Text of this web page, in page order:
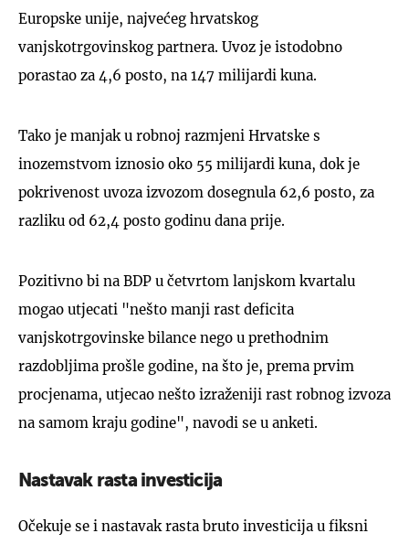
Europske unije, najvećeg hrvatskog
vanjskotrgovinskog partnera. Uvoz je istodobno
porastao za 4,6 posto, na 147 milijardi kuna.
Tako je manjak u robnoj razmjeni Hrvatske s
inozemstvom iznosio oko 55 milijardi kuna, dok je
pokrivenost uvoza izvozom dosegnula 62,6 posto, za
razliku od 62,4 posto godinu dana prije.
Pozitivno bi na BDP u četvrtom lanjskom kvartalu
mogao utjecati "nešto manji rast deficita
vanjskotrgovinske bilance nego u prethodnim
razdobljima prošle godine, na što je, prema prvim
procjenama, utjecao nešto izraženiji rast robnog izvoza
na samom kraju godine", navodi se u anketi.
Nastavak rasta investicija
Očekuje se i nastavak rasta bruto investicija u fiksni